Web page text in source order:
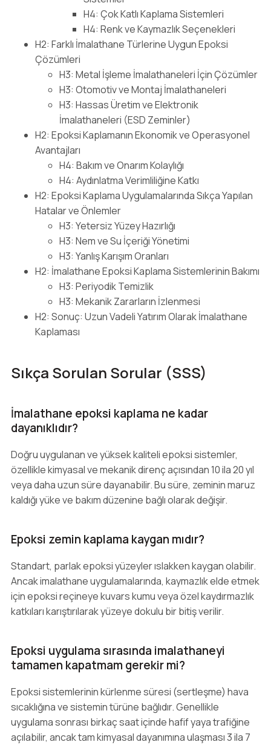
H4: Çok Katlı Kaplama Sistemleri
H4: Renk ve Kaymazlık Seçenekleri
H2: Farklı İmalathane Türlerine Uygun Epoksi
Çözümleri
H3: Metal İşleme İmalathaneleri İçin Çözümler
H3: Otomotiv ve Montaj İmalathaneleri
H3: Hassas Üretim ve Elektronik
İmalathaneleri (ESD Zeminler)
H2: Epoksi Kaplamanın Ekonomik ve Operasyonel
Avantajları
H4: Bakım ve Onarım Kolaylığı
H4: Aydınlatma Verimliliğine Katkı
H2: Epoksi Kaplama Uygulamalarında Sıkça Yapılan
Hatalar ve Önlemler
H3: Yetersiz Yüzey Hazırlığı
H3: Nem ve Su İçeriği Yönetimi
H3: Yanlış Karışım Oranları
H2: İmalathane Epoksi Kaplama Sistemlerinin Bakımı
H3: Periyodik Temizlik
H3: Mekanik Zararların İzlenmesi
H2: Sonuç: Uzun Vadeli Yatırım Olarak İmalathane
Kaplaması
Sıkça Sorulan Sorular (SSS)
İmalathane epoksi kaplama ne kadar
dayanıklıdır?
Doğru uygulanan ve yüksek kaliteli epoksi sistemler,
özellikle kimyasal ve mekanik direnç açısından 10 ila 20 yıl
veya daha uzun süre dayanabilir. Bu süre, zeminin maruz
kaldığı yüke ve bakım düzenine bağlı olarak değişir.
Epoksi zemin kaplama kaygan mıdır?
Standart, parlak epoksi yüzeyler ıslakken kaygan olabilir.
Ancak imalathane uygulamalarında, kaymazlık elde etmek
için epoksi reçineye kuvars kumu veya özel kaydırmazlık
katkıları karıştırılarak yüzeye dokulu bir bitiş verilir.
Epoksi uygulama sırasında imalathaneyi
tamamen kapatmam gerekir mi?
Epoksi sistemlerinin kürlenme süresi (sertleşme) hava
sıcaklığına ve sistemin türüne bağlıdır. Genellikle
uygulama sonrası birkaç saat içinde hafif yaya trafiğine
açılabilir, ancak tam kimyasal dayanımına ulaşması 3 ila 7